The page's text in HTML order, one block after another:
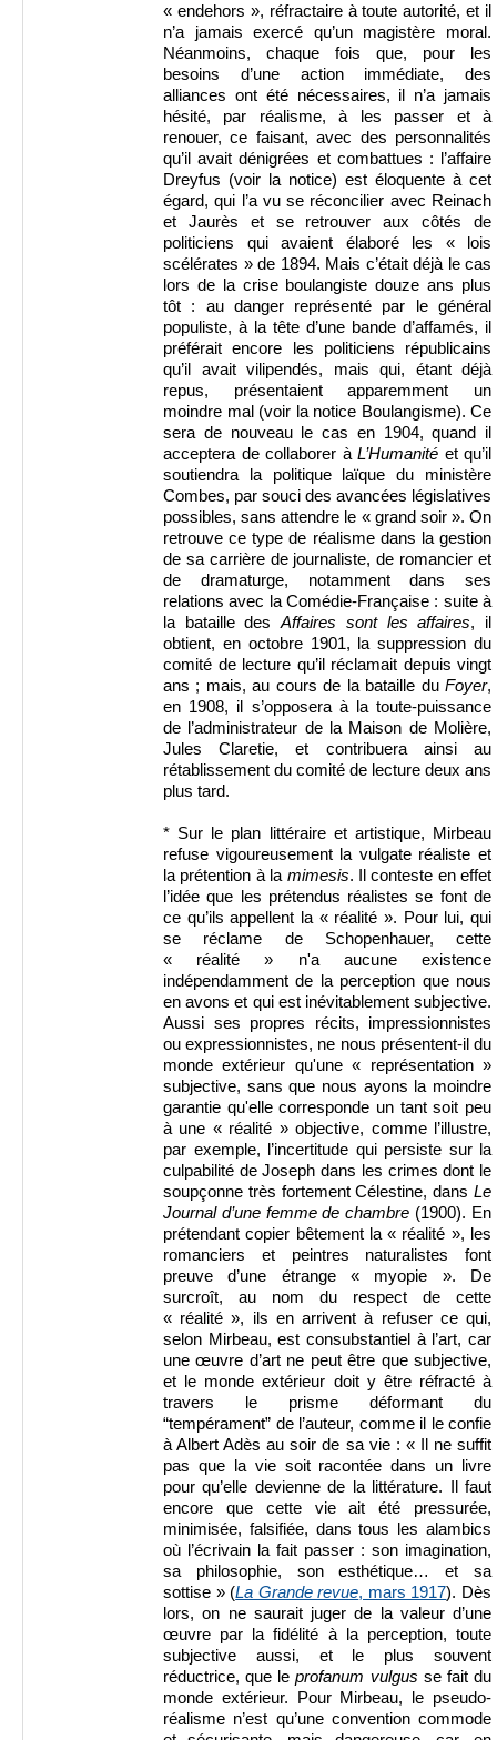
« endehors », réfractaire à toute autorité, et il
n’a jamais exercé qu’un magistère moral.
Néanmoins, chaque fois que, pour les
besoins d’une action immédiate, des
alliances ont été nécessaires, il n’a jamais
hésité, par réalisme, à les passer et à
renouer, ce faisant, avec des personnalités
qu’il avait dénigrées et combattues : l’affaire
Dreyfus (voir la notice) est éloquente à cet
égard, qui l’a vu se réconcilier avec Reinach
et Jaurès et se retrouver aux côtés de
politiciens qui avaient élaboré les « lois
scélérates » de 1894. Mais c’était déjà le cas
lors de la crise boulangiste douze ans plus
tôt : au danger représenté par le général
populiste, à la tête d’une bande d’affamés, il
préférait encore les politiciens républicains
qu’il avait vilipendés, mais qui, étant déjà
repus, présentaient apparemment un
moindre mal (voir la notice Boulangisme). Ce
sera de nouveau le cas en 1904, quand il
acceptera de collaborer à L’Humanité et qu’il
soutiendra la politique laïque du ministère
Combes, par souci des avancées législatives
possibles, sans attendre le « grand soir ». On
retrouve ce type de réalisme dans la gestion
de sa carrière de journaliste, de romancier et
de dramaturge, notamment dans ses
relations avec la Comédie-Française : suite à
la bataille desAffaires sont les affaires, il
obtient, en octobre 1901, la suppression du
comité de lecture qu’il réclamait depuis vingt
ans ; mais, au cours de la bataille du Foyer,
en 1908, il s’opposera à la toute-puissance
de l’administrateur de la Maison de Molière,
Jules Claretie, et contribuera ainsi au
rétablissement du comité de lecture deux ans
plus tard.
* Sur le plan littéraire et artistique, Mirbeau
refuse vigoureusement la vulgate réaliste et
la prétention à la mimesis. Il conteste en effet
l’idée que les prétendus réalistes se font de
ce qu’ils appellent la « réalité ». Pour lui, qui
se réclame de Schopenhauer, cette
« réalité » n'a aucune existence
indépendamment de la perception que nous
en avons et qui est inévitablement subjective.
Aussi ses propres récits, impressionnistes
ou expressionnistes, ne nous présentent-il du
monde extérieur qu'une « représentation »
subjective, sans que nous ayons la moindre
garantie qu'elle corresponde un tant soit peu
à une « réalité » objective, comme l’illustre,
par exemple, l’incertitude qui persiste sur la
culpabilité de Joseph dans les crimes dont le
soupçonne très fortement Célestine, dans Le
Journal d’une femme de chambre (1900). En
prétendant copier bêtement la « réalité », les
romanciers et peintres naturalistes font
preuve d’une étrange « myopie ». De
surcroît, au nom du respect de cette
« réalité », ils en arrivent à refuser ce qui,
selon Mirbeau, est consubstantiel à l’art, car
une œuvre d’art ne peut être que subjective,
et le monde extérieur doit y être réfracté à
travers le prisme déformant du
“tempérament” de l’auteur, comme il le confie
à Albert Adès au soir de sa vie : « Il ne suffit
pas que la vie soit racontée dans un livre
pour qu’elle devienne de la littérature. Il faut
encore que cette vie ait été pressurée,
minimisée, falsifiée, dans tous les alambics
où l’écrivain la fait passer : son imagination,
sa philosophie, son esthétique… et sa
sottise » (La Grande revue, mars 1917). Dès
lors, on ne saurait juger de la valeur d’une
œuvre par la fidélité à la perception, toute
subjective aussi, et le plus souvent
réductrice, que leprofanum vulgus se fait du
monde extérieur. Pour Mirbeau, le pseudo-
réalisme n’est qu’une convention commode